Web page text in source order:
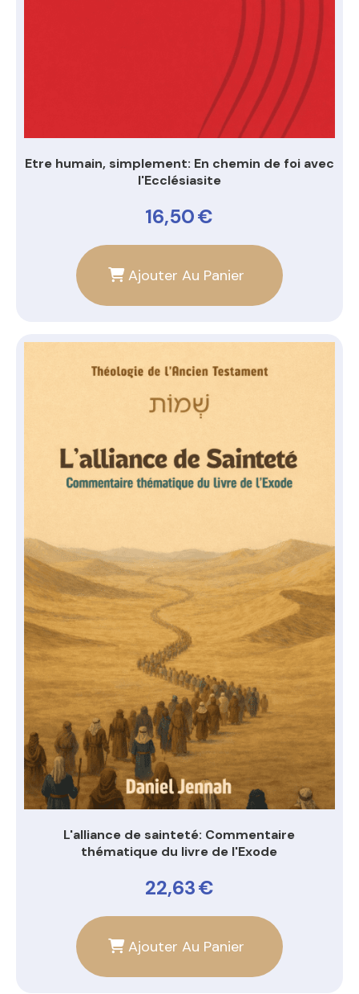
Etre humain, simplement: En chemin de foi avec
l'Ecclésiasite
16,50€
Ajouter Au Panier
L'alliance de sainteté: Commentaire
thématique du livre de l'Exode
22,63€
Ajouter Au Panier